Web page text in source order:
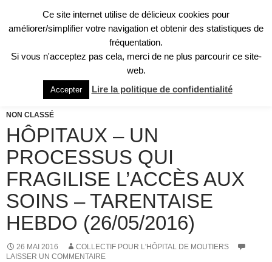
Collectif pour l'Hôpital de Moûtiers
Recherche
NON CLASSÉ
HÔPITAUX – UN
PROCESSUS QUI
FRAGILISE L’ACCÈS AUX
SOINS – TARENTAISE
HEBDO (26/05/2016)
26 MAI 2016
COLLECTIF POUR L'HÔPITAL DE MOUTIERS
LAISSER UN COMMENTAIRE
Ce site internet utilise de délicieux cookies pour
améliorer/simplifier votre navigation et obtenir des statistiques de
fréquentation.
Si vous n'acceptez pas cela, merci de ne plus parcourir ce site-
web.
Accepter Lire la politique de confidentialité